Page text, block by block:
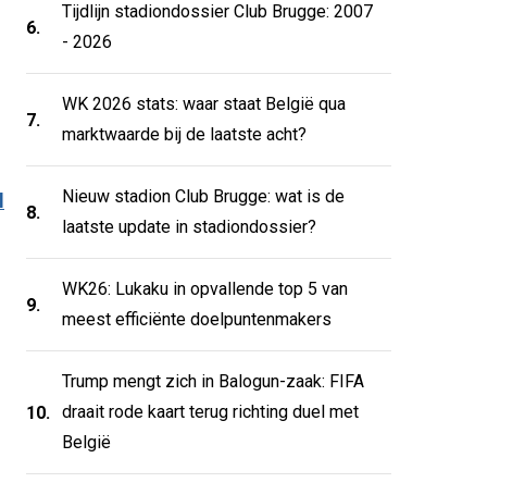
6.
Tijdlijn stadiondossier Club Brugge: 2007
- 2026
7.
WK 2026 stats: waar staat België qua
marktwaarde bij de laatste acht?
8.
Nieuw stadion Club Brugge: wat is de
laatste update in stadiondossier?
9.
WK26: Lukaku in opvallende top 5 van
meest efficiënte doelpuntenmakers
10.
Trump mengt zich in Balogun-zaak: FIFA
draait rode kaart terug richting duel met
België